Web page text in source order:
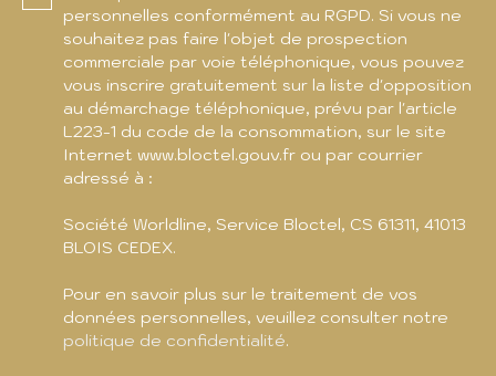
personnelles conformément au RGPD. Si vous ne
souhaitez pas faire l'objet de prospection
commerciale par voie téléphonique, vous pouvez
vous inscrire gratuitement sur la liste d'opposition
au démarchage téléphonique, prévu par l'article
L223-1 du code de la consommation, sur le site
Internet www.bloctel.gouv.fr ou par courrier
adressé à :
Société Worldline, Service Bloctel, CS 61311, 41013
BLOIS CEDEX.
Pour en savoir plus sur le traitement de vos
données personnelles, veuillez consulter notre
politique de confidentialité.